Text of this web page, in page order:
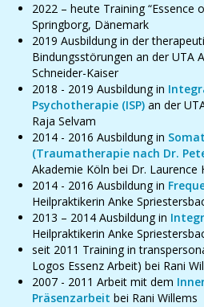
2022 – heute Training “Essence
Springborg, Dänemark
2019 Ausbildung in der
Bindungsstörungen an der UTA
Schneider-Kaiser
2018 - 2019 Ausbildung in
Psychotherapie (ISP) an der
Raja Selvam
2014 - 2016 Ausbildung in
(Traumatherapie nach Dr.
Akademie Köln bei Dr. Laurence
2014 - 2016 Ausbildung in
Heilpraktikerin Anke
2013 – 2014 Ausbildung in
Heilpraktikerin Anke
seit 2011 Training in
Logos Essenz Arbeit) bei Rani
2007 - 2011 Arbeit mit dem
Präsenzarbeit bei Rani Willems